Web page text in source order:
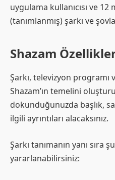
uygulama kullanıcısı ve
(tanımlanmış) şarkı ve
Shazam
Şarkı, televizyon programı
Shazam’ın temelini
dokunduğunuzda başlık,
ilgili ayrıntıları alacaksınız.
Şarkı tanımanın yanı sıra
yararlanabilirsiniz: